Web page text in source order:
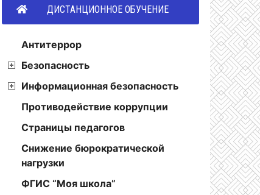
ДИСТАНЦИОННОЕ ОБУЧЕНИЕ
Антитеррор
Безопасность
Информационная безопасность
Противодействие коррупции
Страницы педагогов
Снижение бюрократической
нагрузки
ФГИС “Моя школа”